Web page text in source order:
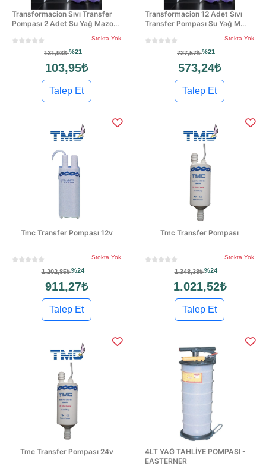
Transformacion Sıvı Transfer
Pompası 2 Adet Su Yağ Mazo...
Stokta Yok
131,93₺%21
103,95₺
Talep Et
Transformacion 12 Adet Sıvı
Transfer Pompası Su Yağ M...
Stokta Yok
727,57₺%21
573,24₺
Talep Et
Tmc Transfer Pompası 12v
Stokta Yok
1.202,85₺%24
911,27₺
Talep Et
Tmc Transfer Pompası
Stokta Yok
1.348,38₺%24
1.021,52₺
Talep Et
Tmc Transfer Pompası 24v
4LT YAĞ TAHLİYE POMPASI -
EASTERNER